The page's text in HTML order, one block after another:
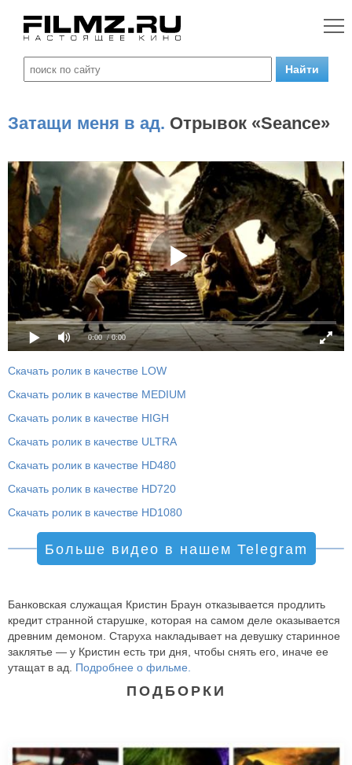
Затащи меня в ад. Отрывок «Seance»
0:00 / 0:00
Скачать ролик в качестве LOW
Скачать ролик в качестве MEDIUM
Скачать ролик в качестве HIGH
Скачать ролик в качестве ULTRA
Скачать ролик в качестве HD480
Скачать ролик в качестве HD720
Скачать ролик в качестве HD1080
Больше видео в нашем Telegram
Банковская служащая Кристин Браун отказывается продлить
кредит странной старушке, которая на самом деле оказывается
древним демоном. Старуха накладывает на девушку старинное
заклятье — у Кристин есть три дня, чтобы снять его, иначе ее
утащат в ад. Подробнее о фильме.
ПОДБОРКИ